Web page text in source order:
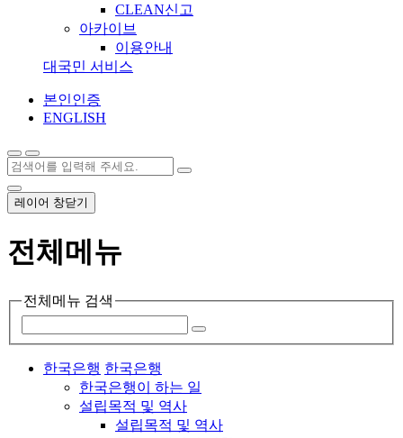
CLEAN신고
아카이브
이용안내
대국민 서비스
본인인증
ENGLISH
레이어 창닫기
전체메뉴
전체메뉴 검색
한국은행 한국은행
한국은행이 하는 일
설립목적 및 역사
설립목적 및 역사